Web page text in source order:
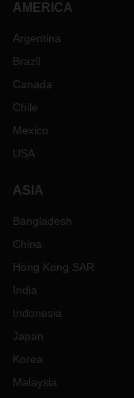
AMERICA
Argentina
Brazil
Canada
Chile
Mexico
USA
ASIA
Bangladesh
China
Hong Kong SAR
India
Indonesia
Japan
Korea
Malaysia